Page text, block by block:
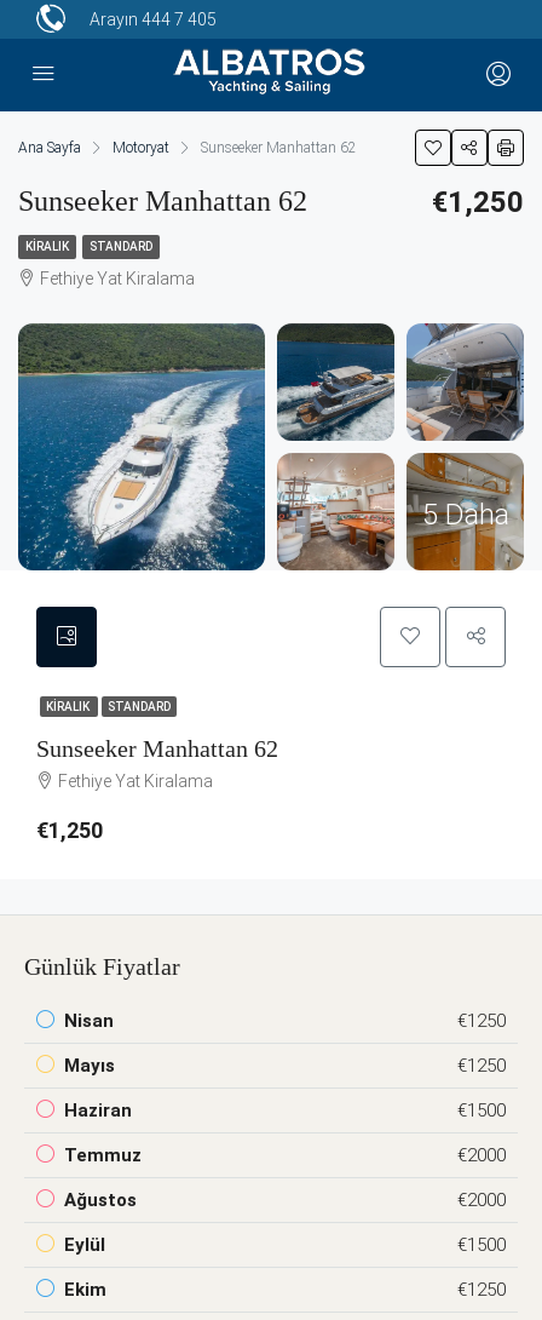
Arayın 444 7 405
Ana Sayfa Motoryat Sunseeker Manhattan 62
Sunseeker Manhattan 62 €1,250
KIRALIK STANDARD
Fethiye Yat Kiralama
5 Daha
KIRALIK STANDARD
Sunseeker Manhattan 62
Fethiye Yat Kiralama
€1,250
Günlük Fiyatlar
Nisan €1250
Mayıs €1250
Haziran €1500
Temmuz €2000
Ağustos €2000
Eylül €1500
Ekim €1250